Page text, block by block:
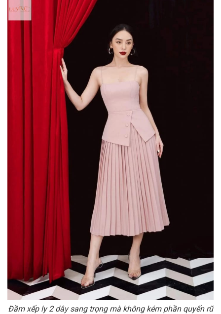
Đầm xếp ly 2 dây sang trọng mà không kém phần quyến rũ